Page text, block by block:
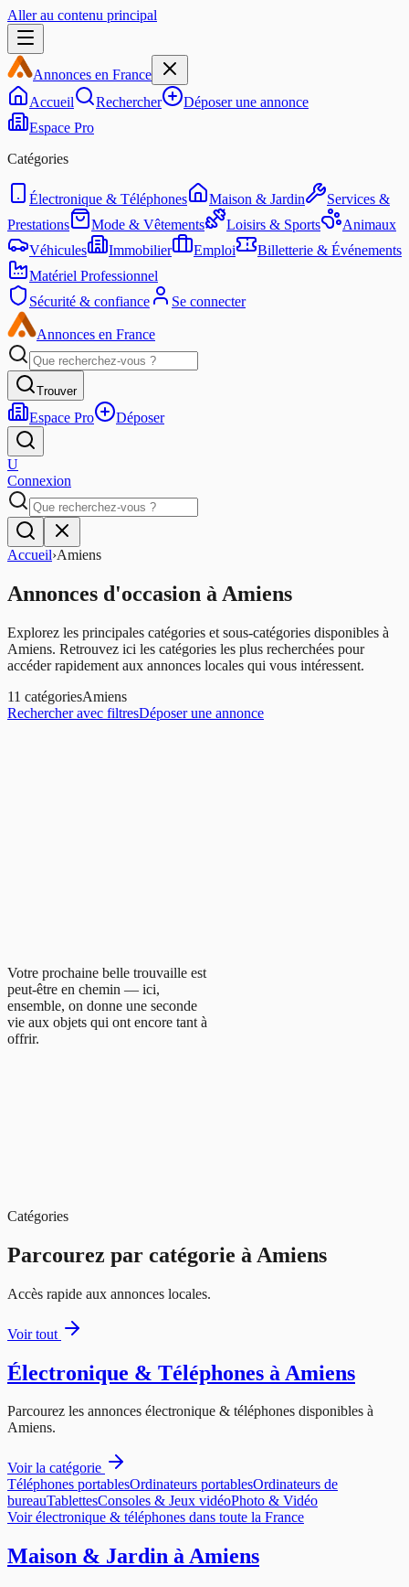
Aller au contenu principal
Annonces en France
Accueil
Rechercher
Déposer une annonce
Espace Pro
Catégories
Électronique & Téléphones Maison & Jardin
Services &
Prestations
Mode & Vêtements Loisirs & Sports
Animaux
Véhicules
Immobilier Emploi
Billetterie & Événements
Matériel Professionnel
Sécurité & confiance
Se connecter
Annonces en France
Trouver
Espace Pro Déposer
U
Connexion
Accueil›Amiens
Annonces d'occasion à Amiens
Explorez les principales catégories et sous-catégories disponibles à
Amiens. Retrouvez ici les catégories les plus recherchées pour
accéder rapidement aux annonces locales qui vous intéressent.
11 catégoriesAmiens
Rechercher avec filtresDéposer une annonce
Votre prochaine belle trouvaille est
peut-être en chemin — ici,
ensemble, on donne une seconde
vie aux objets qui ont encore tant à
offrir.
Catégories
Parcourez par catégorie à Amiens
Accès rapide aux annonces locales.
Voir tout
Électronique & Téléphones à Amiens
Parcourez les annonces électronique & téléphones disponibles à
Amiens.
Voir la catégorie
Téléphones portablesOrdinateurs portablesOrdinateurs de
bureauTablettesConsoles & Jeux vidéoPhoto & Vidéo
Voirélectronique & téléphones dans toute la France
Maison & Jardin àAmiens